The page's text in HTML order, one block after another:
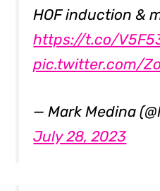
HOF induction &
https://t.co/
pic.twitter.com/
— Mark Medina
July 28, 2023